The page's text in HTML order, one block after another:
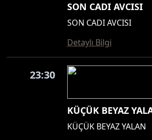
SON CADI AVCISI
SON CADI AVCISI
Detaylı Bilgi
23:30
KÜÇÜK BEYAZ
KÜÇÜK BEYAZ YALAN